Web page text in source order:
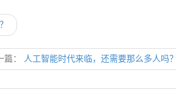
篇： 人工智能时代来临，还需要那么多人吗？